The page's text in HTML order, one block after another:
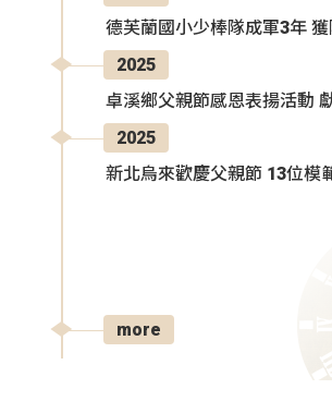
德芙蘭國小少棒隊成軍3年
2025
卓溪鄉父親節感恩表揚活動
2025
新北烏來歡慶父親節 13位模
more